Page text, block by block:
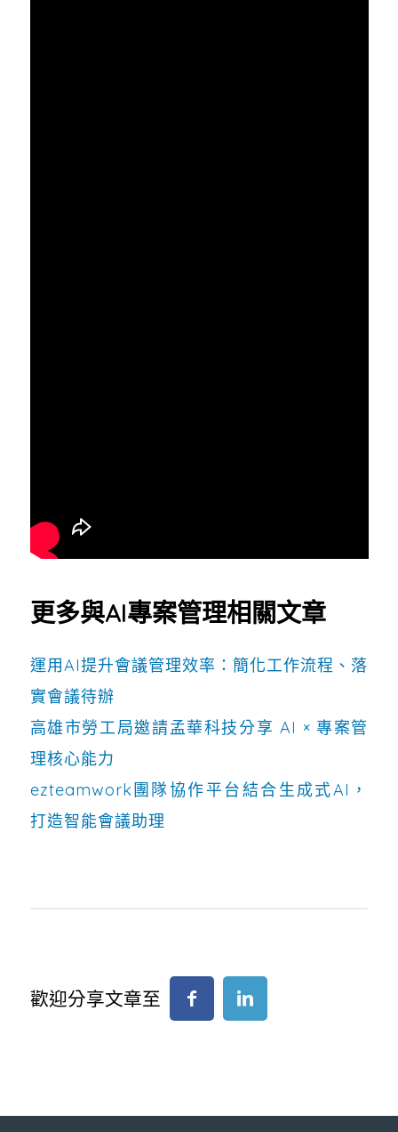
更多與AI專案管理相關文章
運用AI提升會議管理效率：簡化工作流程、落
實會議待辦
高雄市勞工局邀請孟華科技分享 AI × 專案管
理核心能力
ezteamwork團隊協作平台結合生成式AI，
打造智能會議助理
歡迎分享文章至